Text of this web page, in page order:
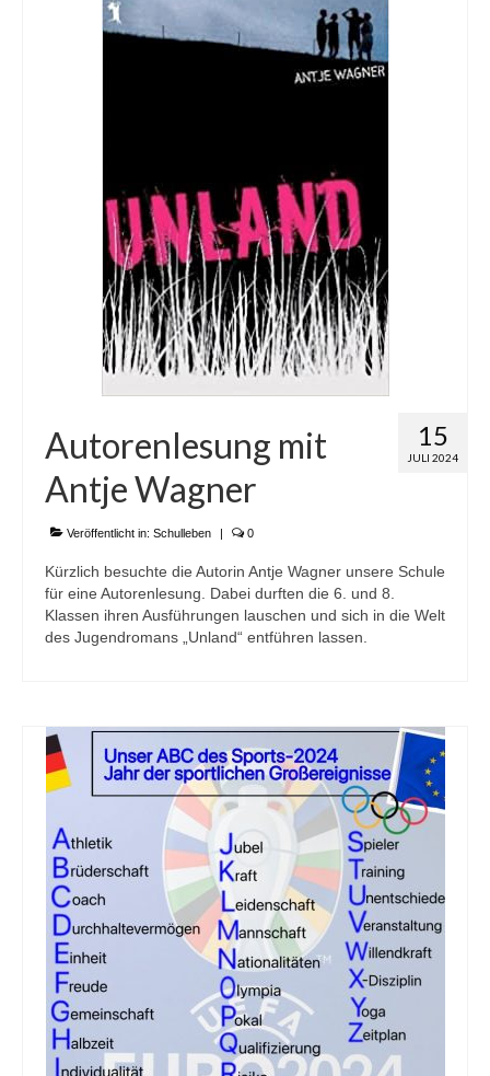
15
JULI 2024
Autorenlesung mit
Antje Wagner
Veröffentlicht in: Schulleben | 0
Kürzlich besuchte die Autorin Antje Wagner unsere Schule
für eine Autorenlesung. Dabei durften die 6. und 8.
Klassen ihren Ausführungen lauschen und sich in die Welt
des Jugendromans „Unland“ entführen lassen.